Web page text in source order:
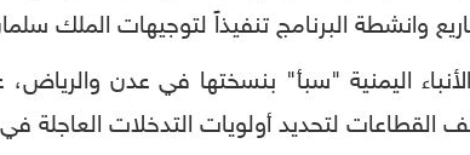
وانشطة البرنامج تنفيذاً لتوجيهات الملك
اليمنية "سبأ" بنسختها في عدن
لتحديد أولويات التدخلات العاجلة